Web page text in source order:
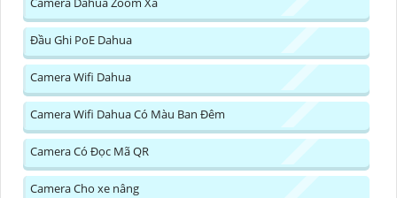
Đầu Ghi PoE Dahua
Camera Wifi Dahua
Camera Wifi Dahua Có Màu Ban Đêm
Camera Có Đọc Mã QR
Camera Cho xe nâng